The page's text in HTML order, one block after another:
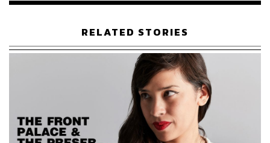
แวดล้อม เศรษฐกิจ สังคม การเมือง และการศึกษา ฯลฯ ที่
GLOBAL NUMBERS
ตัวเลขจากข่าวสารในรอบสัปดาห์ที่เราคัดสรรและนำมา
ร้อยเรียงให้คุณได้ทำความเข้าใจกันง่ายๆ แต่ได้ใจความ
RELATED STORIES